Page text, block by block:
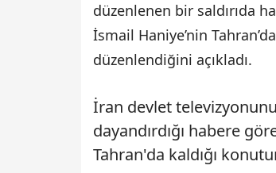
düzenlenen bir saldırıda
İsmail Haniye’nin
düzenlendiğini açıkladı.
İran devlet
dayandırdığı habere
Tahran'da kaldığı